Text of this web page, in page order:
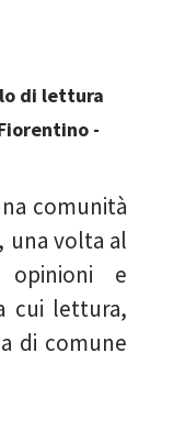
di lettura
-
comunità
una volta al
opinioni e
cui lettura,
di comune